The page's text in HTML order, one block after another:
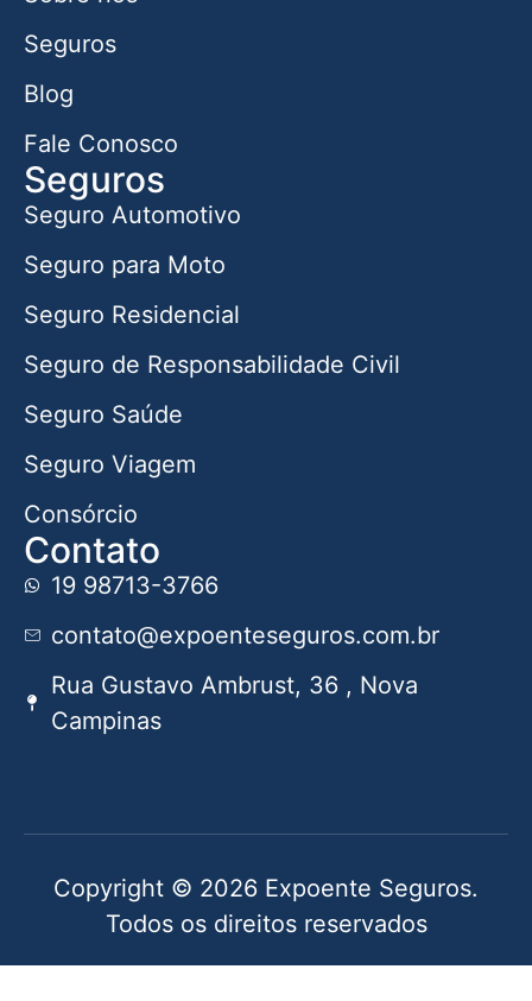
Seguros
Blog
Fale Conosco
Seguros
Seguro Automotivo
Seguro para Moto
Seguro Residencial
Seguro de Responsabilidade Civil
Seguro Saúde
Seguro Viagem
Consórcio
Contato
19 98713-3766
contato@expoenteseguros.com.br
Rua Gustavo Ambrust, 36 , Nova
Campinas
Copyright © 2026 Expoente Seguros.
Todos os direitos reservados